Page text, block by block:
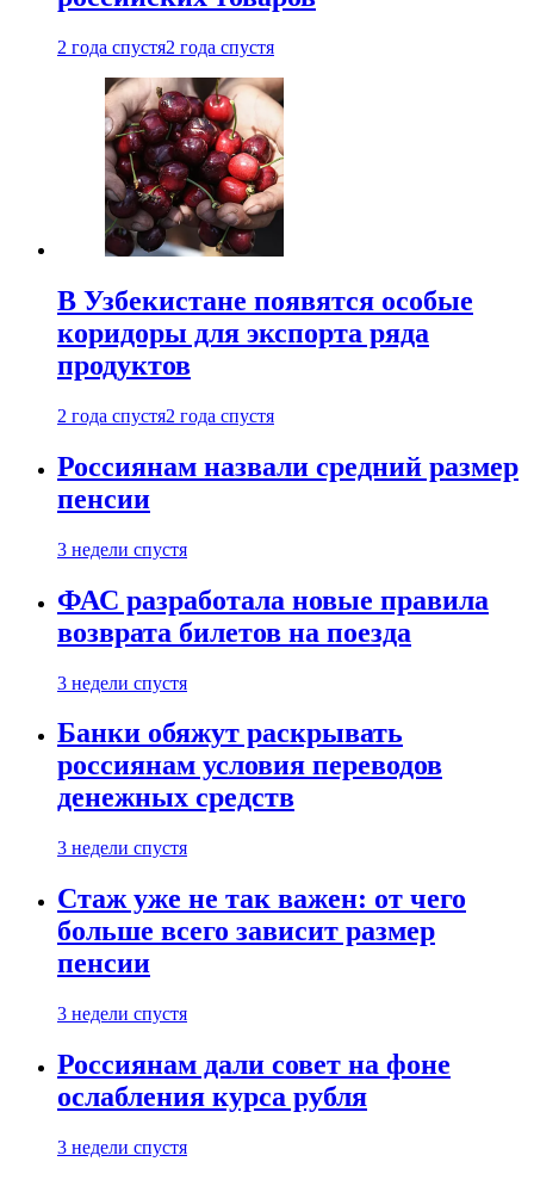
2 года спустя2 года спустя
В Узбекистане появятся особые
коридоры для экспорта ряда
продуктов
2 года спустя2 года спустя
Россиянам назвали средний размер
пенсии
3 недели спустя
ФАС разработала новые правила
возврата билетов на поезда
3 недели спустя
Банки обяжут раскрывать
россиянам условия переводов
денежных средств
3 недели спустя
Стаж уже не так важен: от чего
больше всего зависит размер
пенсии
3 недели спустя
Россиянам дали совет на фоне
ослабления курса рубля
3 недели спустя